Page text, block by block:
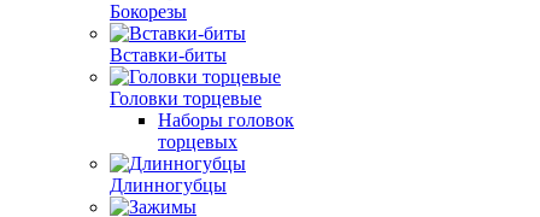
Бокорезы
Вставки-биты
Головки торцевые
Наборы головок
торцевых
Длинногубцы